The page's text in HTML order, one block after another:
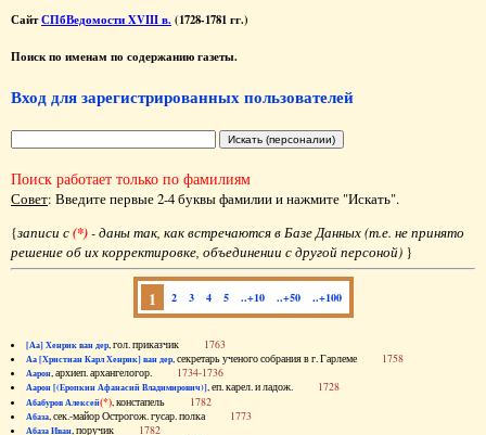
СайтСПбВедомости XVIII в. (1728-1781 гг.)
Поиск по именам по содержанию газеты.
Вход для зарегистрированных пользователей
Поиск работает только по фамилиям
Совет: Введите первые 2-4 буквы фамилии и нажмите "Искать".
{записи с(*)- даны так, как встречаются в Базе Данных (т.е. не принято
решение об их корректировке, объединении с другой персоной) }
1 2 3 4 5 ..+10 ..+50 ..+100
[Аа] Хенрик ван дер, гол. приказчик 1763
Аа [Христиан Карл Хенрик] ван дер, секретарь ученого собрания в г. Гарлеме 1758
Аарон, архиеп. архангелогор. 1734-1736
Аарон [(Еропкин Афанасий Владимирович)], еп. карел. и ладож. 1728
Абабуров Алексей(*), констапель 1782
Абаза, сек.-майор Острогож. гусар. полка 1773
Абаза Иван, поручик 1782